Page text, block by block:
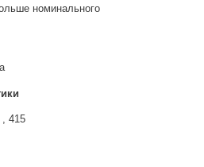
номинального
, 415